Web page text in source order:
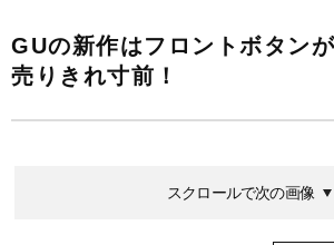
GUの新作はフロントボタン
売りきれ寸前！
スクロールで次の画像